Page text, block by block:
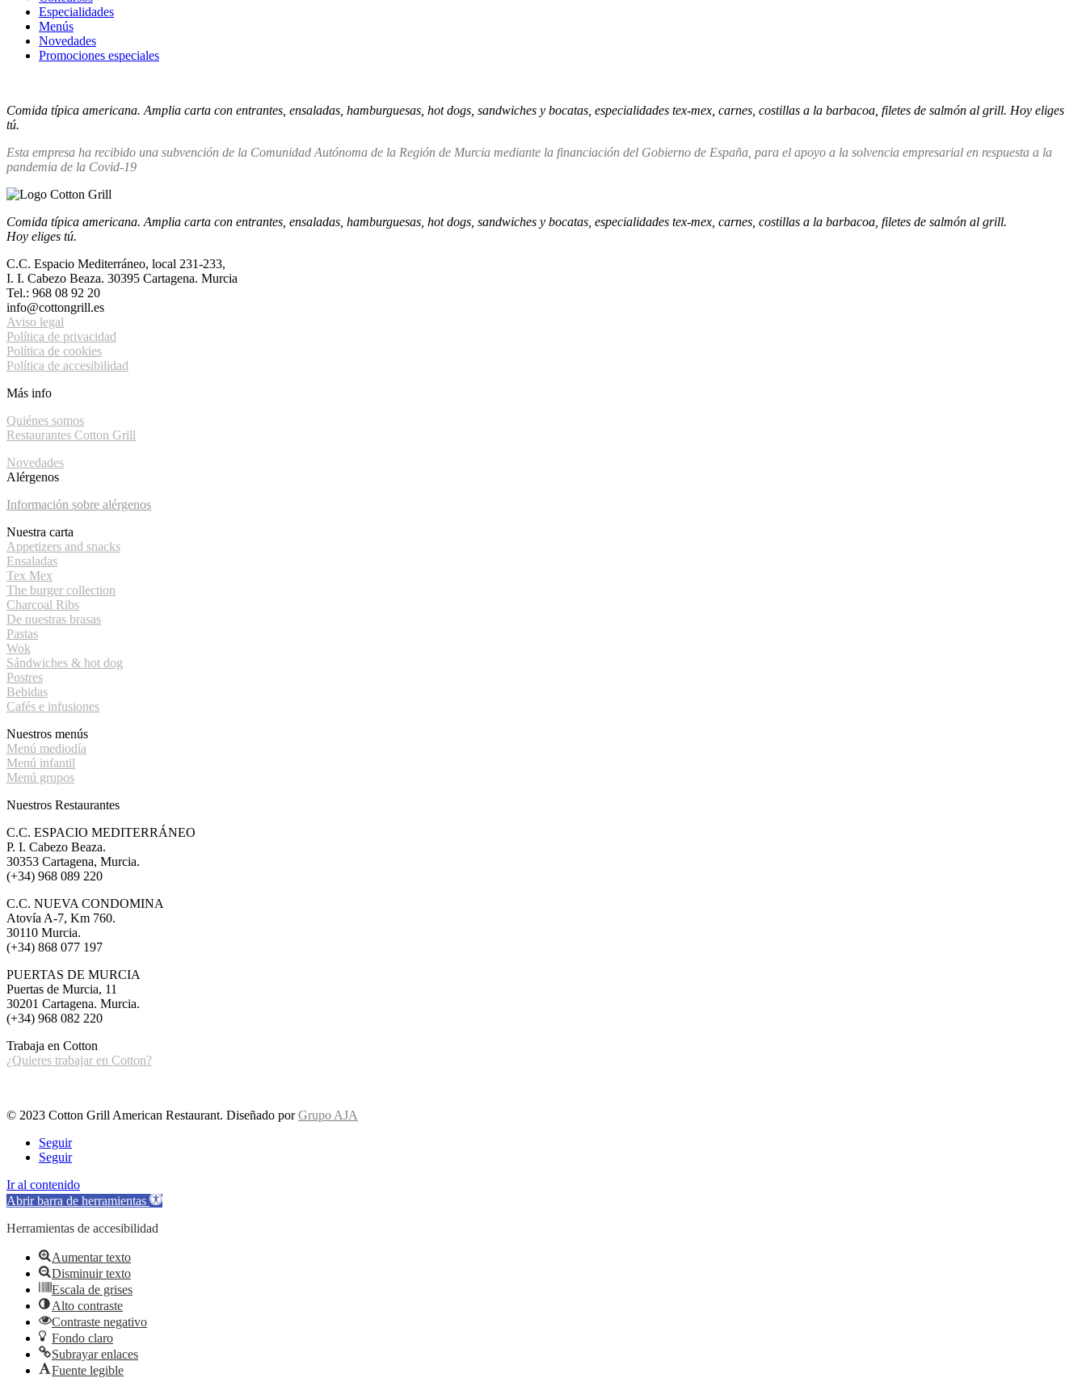
Especialidades
Menús
Novedades
Promociones especiales
Comida típica americana. Amplia carta con entrantes, ensaladas, hamburguesas, hot dogs, sandwiches y bocatas, especialidades tex-mex, carnes, costillas a la barbacoa, filetes de salmón al grill. Hoy eliges
tú.
Esta empresa ha recibido una subvención de la Comunidad Autónoma de la Región de Murcia mediante la financiación del Gobierno de España, para el apoyo a la solvencia empresarial en respuesta a la
pandemia de la Covid-19
Comida típica americana. Amplia carta con entrantes, ensaladas, hamburguesas, hot dogs, sandwiches y bocatas, especialidades tex-mex, carnes, costillas a la barbacoa, filetes de salmón al grill.
Hoy eliges tú.
C.C. Espacio Mediterráneo, local 231-233,
I. I. Cabezo Beaza. 30395 Cartagena. Murcia
Tel.: 968 08 92 20
info@cottongrill.es
Aviso legal
Política de privacidad
Política de cookies
Política de accesibilidad
Más info
Quiénes somos
Restaurantes Cotton Grill
Novedades
Alérgenos
Información sobre alérgenos
Nuestra carta
Appetizers and snacks
Ensaladas
Tex Mex
The burger collection
Charcoal Ribs
De nuestras brasas
Pastas
Wok
Sándwiches & hot dog
Postres
Bebidas
Cafés e infusiones
Nuestros menús
Menú mediodía
Menú infantil
Menú grupos
Nuestros Restaurantes
C.C. ESPACIO MEDITERRÁNEO
P. I. Cabezo Beaza.
30353 Cartagena, Murcia.
(+34) 968 089 220
C.C. NUEVA CONDOMINA
Atovía A-7, Km 760.
30110 Murcia.
(+34) 868 077 197
PUERTAS DE MURCIA
Puertas de Murcia, 11
30201 Cartagena. Murcia.
(+34) 968 082 220
Trabaja en Cotton
¿Quieres trabajar en Cotton?
© 2023 Cotton Grill American Restaurant. Diseñado porGrupo AJA
Seguir
Seguir
Ir al contenido
Abrir barra de herramientas
Herramientas de accesibilidad
Aumentar texto
Disminuir texto
Escala de grises
Alto contraste
Contraste negativo
Fondo claro
Subrayar enlaces
Fuente legible